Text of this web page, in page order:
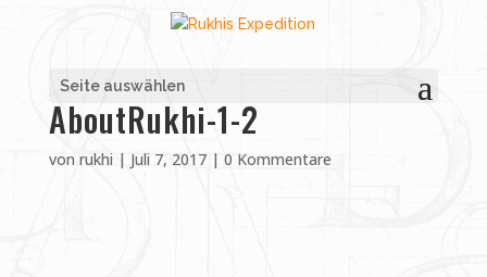
Seite auswählen
AboutRukhi-1-2
von rukhi| Juli 7, 2017| 0 Kommentare